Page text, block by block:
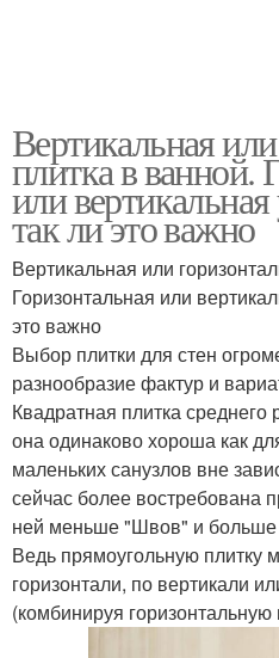
Вертикальная
плитка в ванной.
или
так ли это важно
Вертикальная или
Горизонтальная или
это важно
Выбор плитки для стен
разнообразие фактур и
Квадратная плитка
она одинаково хороша как
маленьких санузлов вне
сейчас более востребована
ней меньше "Швов" и больше
Ведь прямоугольную плитку
горизонтали, по вертикали
(комбинируя